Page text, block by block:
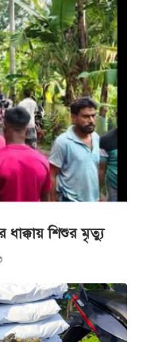
ধাক্কায় শিশুর মৃত্যু